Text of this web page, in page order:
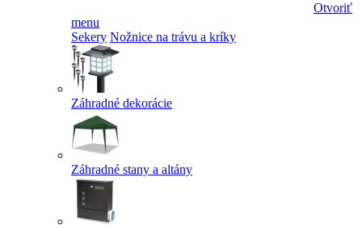
Otvoriť
menu
Sekery Nožnice na trávu a kríky
Záhradné dekorácie
Záhradné stany a altány